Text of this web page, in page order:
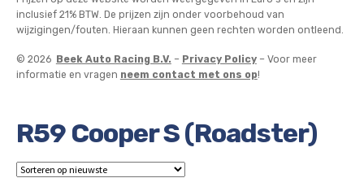
R59 Cooper S (Roadster)
inclusief 21% BTW. De prijzen zijn onder voorbehoud van
wijzigingen/fouten. Hieraan kunnen geen rechten worden ontleend.
© 2026 Beek Auto Racing B.V. – Privacy Policy– Voor meer
informatie en vragen neem contact met ons op!